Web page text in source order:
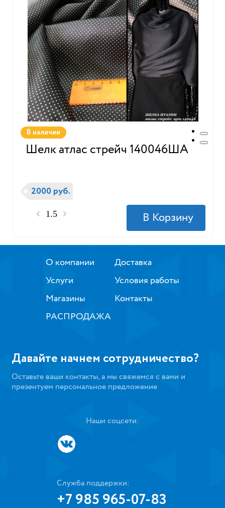
В наличии
Шелк атлас стрейч 140046ША
2000 руб.
О компании
Услуги
Магазины
РАСПРОДАЖА
Доставка
Условия работы
Контакты
Давайте начнем сотрудничество?
Оставьте ваши контакты, а мы свяжемся с вами и
презентуем персональное предложение
Наши соцсети:
Служба поддержки:
+7 985 965-07-83